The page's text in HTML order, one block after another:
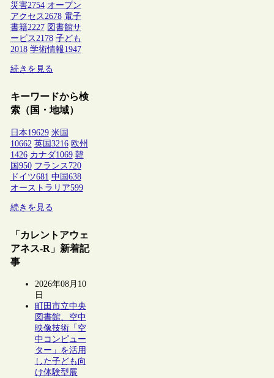
災害2754 オープン
アクセス2678 電子
書籍2227 図書館サ
ービス2178 子ども
2018 学術情報1947
続きを見る
キーワードから検
索（国・地域）
日本19629 米国
10662 英国 3216 欧州
1426 カナダ1069 韓
国 950 フランス 720
ドイツ681 中国 638
オーストラリア599
続きを見る
「カレントアウェ
アネス-R」新着記
事
2026年08月10
日
町田市立中央
図書館、空中
映像技術「空
中コンピュー
ター」を活用
した子ども向
け体験型展